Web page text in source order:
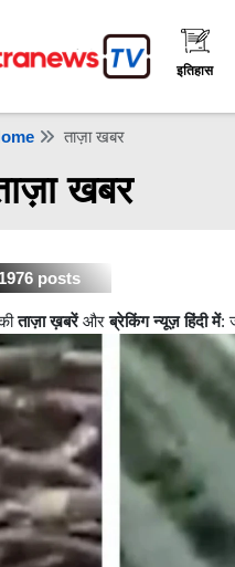
इतिहास
ताज़ा खबर
खबर
1976 posts
ताज़ा ख़बरेंऔरब्रेकिंग न्यूज़ हिंदी में: